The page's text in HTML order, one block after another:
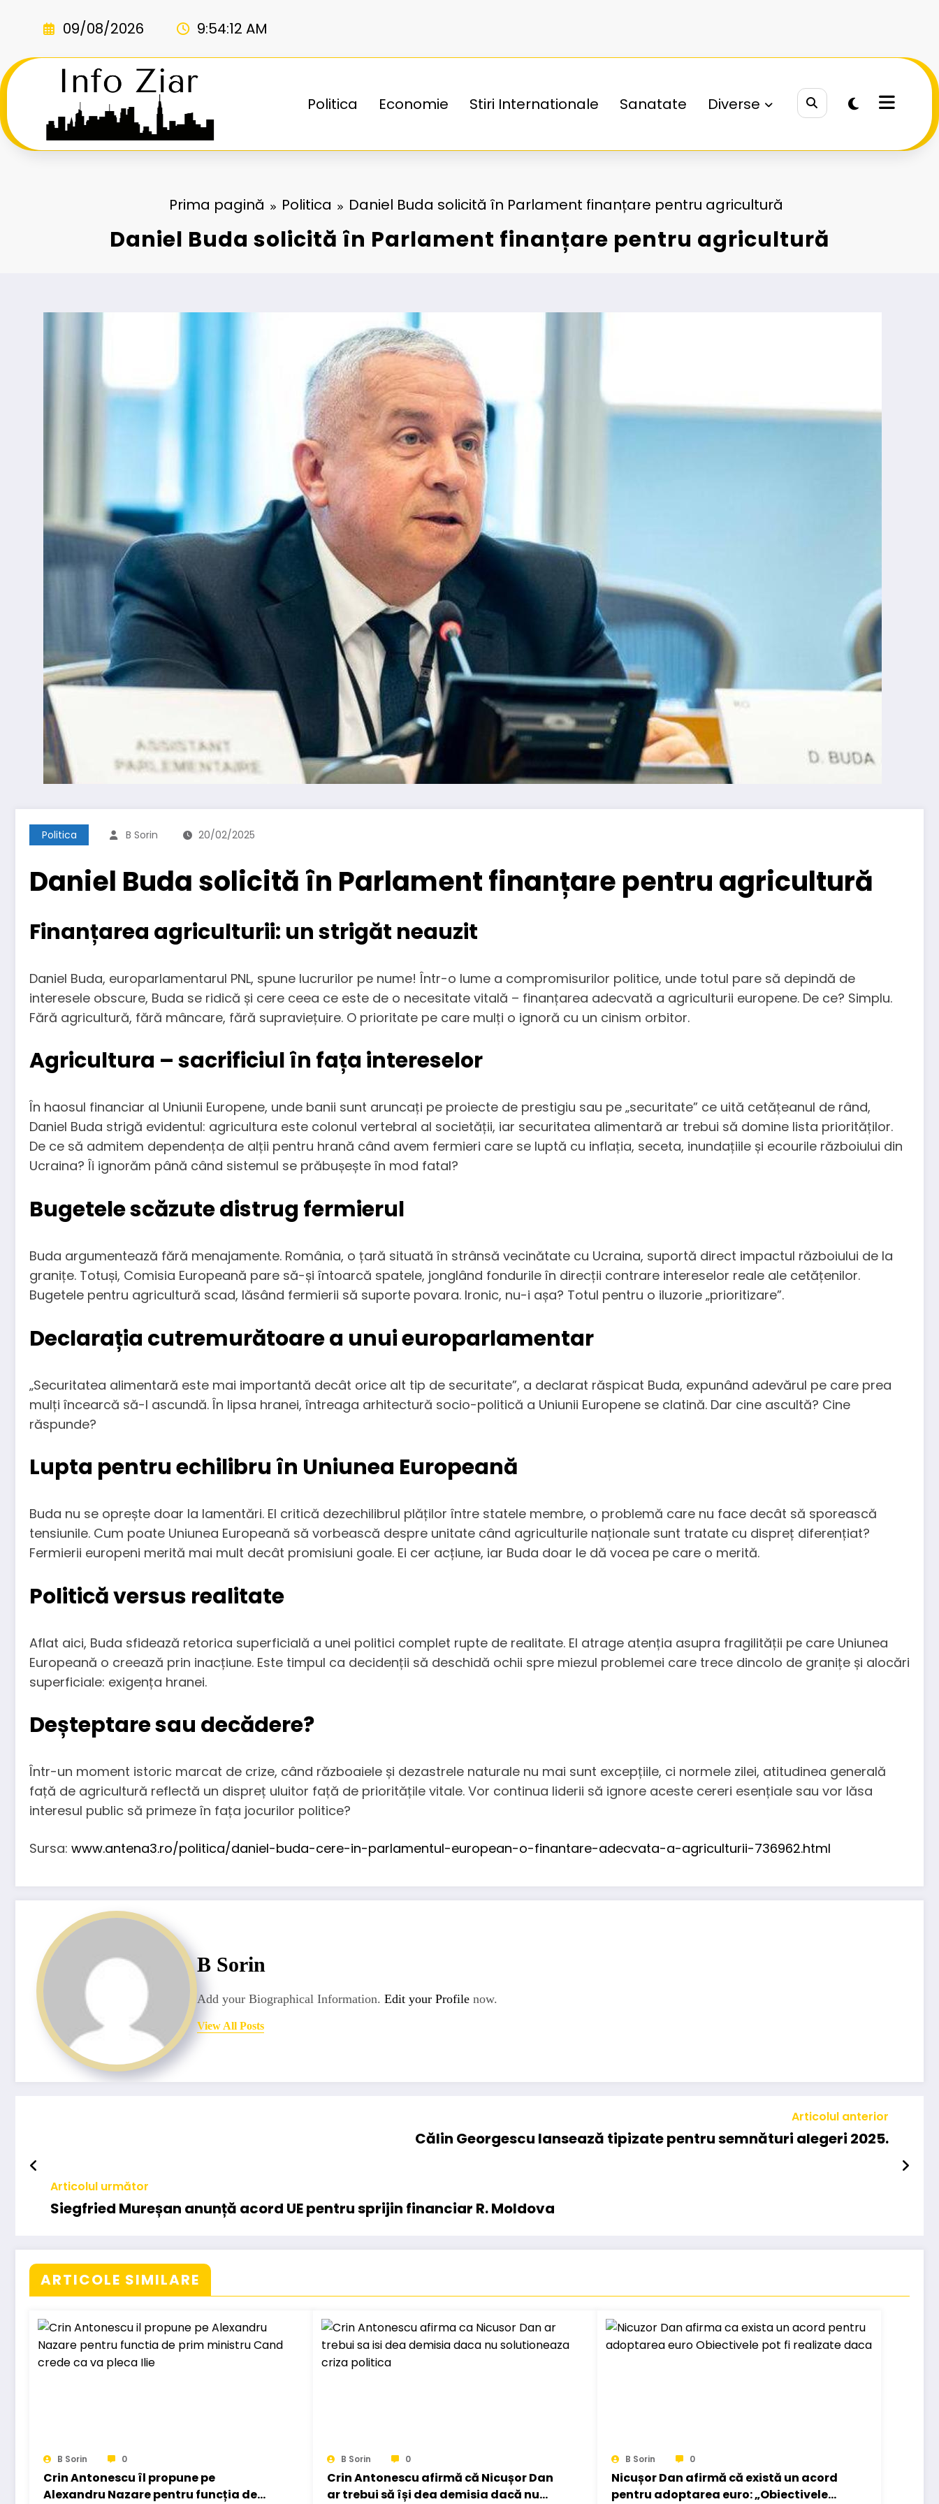
09/08/2026 9:54:13 AM
Politica Economie Stiri Internationale Sanatate Diverse
Prima pagină Politica Daniel Buda solicită în Parlament finanțare pentru agricultură
Daniel Buda solicită în Parlament finanțare pentru agricultură
Politica B Sorin 20/02/2025
Daniel Buda solicită în Parlament finanțare pentru agricultură
Finanțarea agriculturii: un strigăt neauzit
Daniel Buda, europarlamentarul PNL, spune lucrurilor pe nume! Într-o lume a compromisurilor politice, unde totul pare să depindă de
interesele obscure, Buda se ridică și cere ceea ce este de o necesitate vitală – finanțarea adecvată a agriculturii europene. De ce? Simplu.
Fără agricultură, fără mâncare, fără supraviețuire. O prioritate pe care mulți o ignoră cu un cinism orbitor.
Agricultura – sacrificiul în fața intereselor
În haosul financiar al Uniunii Europene, unde banii sunt aruncați pe proiecte de prestigiu sau pe „securitate” ce uită cetățeanul de rând,
Daniel Buda strigă evidentul: agricultura este colonul vertebral al societății, iar securitatea alimentară ar trebui să domine lista priorităților.
De ce să admitem dependența de alții pentru hrană când avem fermieri care se luptă cu inflația, seceta, inundațiile și ecourile războiului din
Ucraina? Îi ignorăm până când sistemul se prăbușește în mod fatal?
Bugetele scăzute distrug fermierul
Buda argumentează fără menajamente. România, o țară situată în strânsă vecinătate cu Ucraina, suportă direct impactul războiului de la
granițe. Totuși, Comisia Europeană pare să-și întoarcă spatele, jonglând fondurile în direcții contrare intereselor reale ale cetățenilor.
Bugetele pentru agricultură scad, lăsând fermierii să suporte povara. Ironic, nu-i așa? Totul pentru o iluzorie „prioritizare”.
Declarația cutremurătoare a unui europarlamentar
„Securitatea alimentară este mai importantă decât orice alt tip de securitate”, a declarat răspicat Buda, expunând adevărul pe care prea
mulți încearcă să-l ascundă. În lipsa hranei, întreaga arhitectură socio-politică a Uniunii Europene se clatină. Dar cine ascultă? Cine
răspunde?
Lupta pentru echilibru în Uniunea Europeană
Buda nu se oprește doar la lamentări. El critică dezechilibrul plăților între statele membre, o problemă care nu face decât să sporească
tensiunile. Cum poate Uniunea Europeană să vorbească despre unitate când agriculturile naționale sunt tratate cu dispreț diferențiat?
Fermierii europeni merită mai mult decât promisiuni goale. Ei cer acțiune, iar Buda doar le dă vocea pe care o merită.
Politică versus realitate
Aflat aici, Buda sfidează retorica superficială a unei politici complet rupte de realitate. El atrage atenția asupra fragilității pe care Uniunea
Europeană o creează prin inacțiune. Este timpul ca decidenții să deschidă ochii spre miezul problemei care trece dincolo de granițe și alocări
superficiale: exigența hranei.
Deșteptare sau decădere?
Într-un moment istoric marcat de crize, când războaiele și dezastrele naturale nu mai sunt excepțiile, ci normele zilei, atitudinea generală
față de agricultură reflectă un dispreț uluitor față de prioritățile vitale. Vor continua liderii să ignore aceste cereri esențiale sau vor lăsa
interesul public să primeze în fața jocurilor politice?
Sursa: www.antena3.ro/politica/daniel-buda-cere-in-parlamentul-european-o-finantare-adecvata-a-agriculturii-736962.html
B Sorin
Add your Biographical Information. Edit your Profile now.
View All Posts
Articolul anterior
Călin Georgescu lansează tipizate pentru semnături alegeri 2025.
Articolul următor
Siegfried Mureșan anunță acord UE pentru sprijin financiar R. Moldova
ARTICOLE SIMILARE
B Sorin 0
Crin Antonescu îl propune pe
Alexandru Nazare pentru funcția de
B Sorin 0
Crin Antonescu afirmă că Nicușor Dan
ar trebui să își dea demisia dacă nu
B Sorin 0
Nicușor Dan afirmă că există un acord
pentru adoptarea euro: „Obiectivele